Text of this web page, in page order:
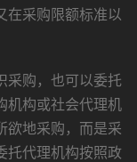
在采购限额标准以
购，也可以委托
机构或社会代理机
欲地采购，而是采
托代理机构按照政